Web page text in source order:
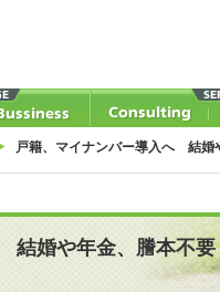
戸籍、マイナンバー導入へ 結婚
婚や年金、謄本不